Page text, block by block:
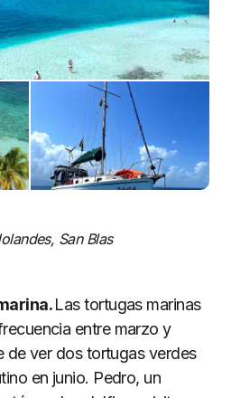
San Blas
Las tortugas marinas
entre marzo y
de ver dos tortugas verdes
en junio. Pedro, un